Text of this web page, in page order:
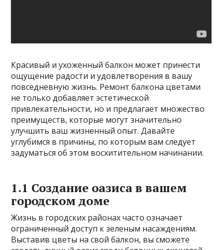
Красивый и ухоженный балкон может принести
ощущение радости и удовлетворения в вашу
повседневную жизнь. Ремонт балкона цветами
не только добавляет эстетической
привлекательности, но и предлагает множество
преимуществ, которые могут значительно
улучшить ваш жизненный опыт. Давайте
углубимся в причины, по которым вам следует
задуматься об этом восхитительном начинании.
1.1 Создание оазиса в вашем
городском доме
Жизнь в городских районах часто означает
ограниченный доступ к зеленым насаждениям.
Выставив цветы на свой балкон, вы сможете